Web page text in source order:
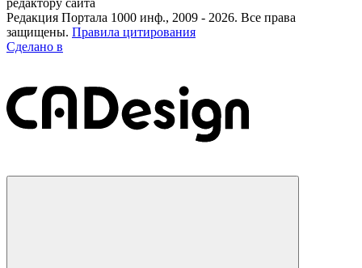
Редакция Портала 1000 инф., 2009 - 2026. Все права
защищены. Правила цитирования
Сделано в